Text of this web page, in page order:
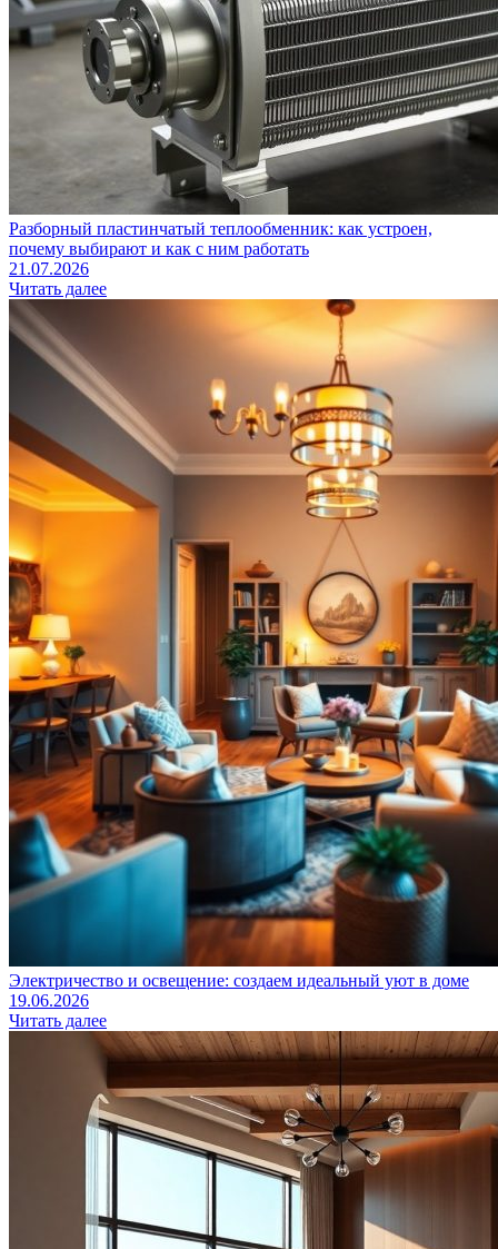
Разборный пластинчатый теплообменник: как устроен,
почему выбирают и как с ним работать
21.07.2026
Читать далее
Электричество и освещение: создаем идеальный уют в доме
19.06.2026
Читать далее